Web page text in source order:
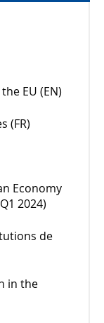
EU (EN)
(FR)
Economy
2024)
de
in the